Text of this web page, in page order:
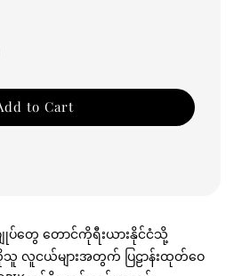
to Cart
းချုပ်တွေ တောင်ကိုရီးယားနိုင်ငံသို့
လူငယ်များအတွက် ပြဠာန်းထုတ်ဝေ